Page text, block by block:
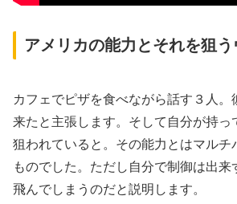
アメリカの能力とそれを狙
カフェでピザを食べながら話す３人。
来たと主張します。そして自分が持っ
狙われていると。その能力とはマルチ
ものでした。ただし自分で制御は出来
飛んでしまうのだと説明します。